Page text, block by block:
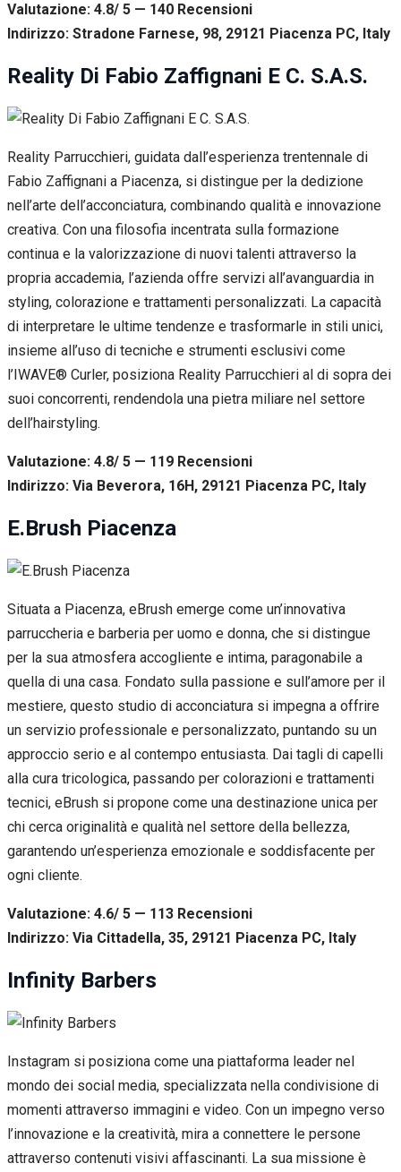
Valutazione: 4.8/ 5 — 140 Recensioni
Indirizzo: Stradone Farnese, 98, 29121 Piacenza PC, Italy
Reality Di Fabio Zaffignani E C. S.A.S.
Reality Parrucchieri, guidata dall’esperienza trentennale di
Fabio Zaffignani a Piacenza, si distingue per la dedizione
nell’arte dell’acconciatura, combinando qualità e innovazione
creativa. Con una filosofia incentrata sulla formazione
continua e la valorizzazione di nuovi talenti attraverso la
propria accademia, l’azienda offre servizi all’avanguardia in
styling, colorazione e trattamenti personalizzati. La capacità
di interpretare le ultime tendenze e trasformarle in stili unici,
insieme all’uso di tecniche e strumenti esclusivi come
l’IWAVE® Curler, posiziona Reality Parrucchieri al di sopra dei
suoi concorrenti, rendendola una pietra miliare nel settore
dell’hairstyling.
Valutazione: 4.8/ 5 — 119 Recensioni
Indirizzo: Via Beverora, 16H, 29121 Piacenza PC, Italy
E.Brush Piacenza
Situata a Piacenza, eBrush emerge come un’innovativa
parruccheria e barberia per uomo e donna, che si distingue
per la sua atmosfera accogliente e intima, paragonabile a
quella di una casa. Fondato sulla passione e sull’amore per il
mestiere, questo studio di acconciatura si impegna a offrire
un servizio professionale e personalizzato, puntando su un
approccio serio e al contempo entusiasta. Dai tagli di capelli
alla cura tricologica, passando per colorazioni e trattamenti
tecnici, eBrush si propone come una destinazione unica per
chi cerca originalità e qualità nel settore della bellezza,
garantendo un’esperienza emozionale e soddisfacente per
ogni cliente.
Valutazione: 4.6/ 5 — 113 Recensioni
Indirizzo: Via Cittadella, 35, 29121 Piacenza PC, Italy
Infinity Barbers
Instagram si posiziona come una piattaforma leader nel
mondo dei social media, specializzata nella condivisione di
momenti attraverso immagini e video. Con un impegno verso
l’innovazione e la creatività, mira a connettere le persone
attraverso contenuti visivi affascinanti. La sua missione è